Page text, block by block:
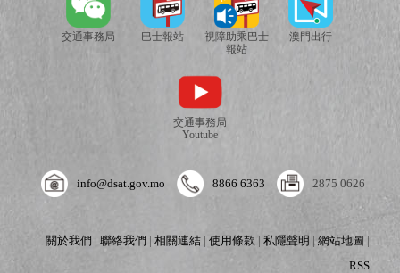
交通事務局 巴士報站
視障助乘巴士
報站
澳門出行
交通事務局
Youtube
info@dsat.gov.mo 8866 6363 2875 0626
關於我們 |聯絡我們 |相關連結 |使用條款 |私隱聲明 |網站地圖 |
RSS